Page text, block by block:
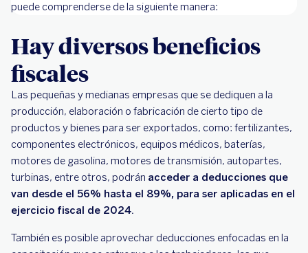
puede comprenderse de la siguiente manera:
Hay diversos beneficios
fiscales
Las pequeñas y medianas empresas que se dediquen a la
producción, elaboración o fabricación de cierto tipo de
productos y bienes para ser exportados, como: fertilizantes,
componentes electrónicos, equipos médicos, baterías,
motores de gasolina, motores de transmisión, autopartes,
turbinas, entre otros, podrán acceder a deducciones que
van desde el 56% hasta el 89%, para ser aplicadas en el
ejercicio fiscal de 2024.
También es posible aprovechar deducciones enfocadas en la